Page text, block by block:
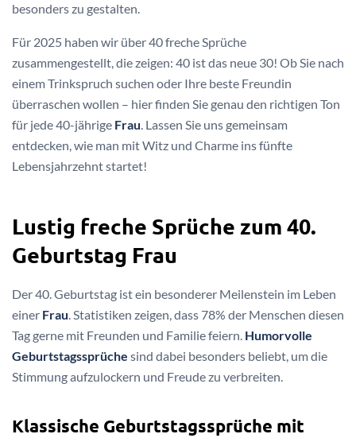
besonders zu gestalten.
Für 2025 haben wir über 40 freche Sprüche
zusammengestellt, die zeigen: 40 ist das neue 30! Ob Sie nach
einem Trinkspruch suchen oder Ihre beste Freundin
überraschen wollen – hier finden Sie genau den richtigen Ton
für jede 40-jährige Frau. Lassen Sie uns gemeinsam
entdecken, wie man mit Witz und Charme ins fünfte
Lebensjahrzehnt startet!
Lustig freche Sprüche zum 40.
Geburtstag Frau
Der 40. Geburtstag ist ein besonderer Meilenstein im Leben
einer Frau . Statistiken zeigen, dass 78% der Menschen diesen
Tag gerne mit Freunden und Familie feiern. Humorvolle
Geburtstagssprüche sind dabei besonders beliebt, um die
Stimmung aufzulockern und Freude zu verbreiten.
Klassische Geburtstagssprüche mit